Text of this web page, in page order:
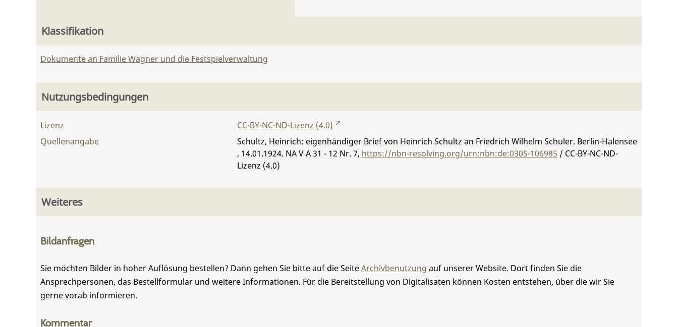
Klassifikation
Dokumente an Familie Wagner und die Festspielverwaltung
Nutzungsbedingungen
Lizenz
CC-BY-NC-ND-Lizenz (4.0)
Quellenangabe
Schultz, Heinrich: eigenhändiger Brief von Heinrich Schultz an Friedrich Wilhelm Schuler. Berlin-Halensee
, 14.01.1924. NA V A 31 - 12 Nr. 7, https://nbn-resolving.org/urn:nbn:de:0305-106985 / CC-BY-NC-ND-
Lizenz (4.0)
Weiteres
Bildanfragen
Sie möchten Bilder in hoher Auflösung bestellen? Dann gehen Sie bitte auf die SeiteArchivbenutzung auf unserer Website. Dort finden Sie die
Ansprechpersonen, das Bestellformular und weitere Informationen. Für die Bereitstellung von Digitalisaten können Kosten entstehen, über die wir Sie
gerne vorab informieren.
Kommentar